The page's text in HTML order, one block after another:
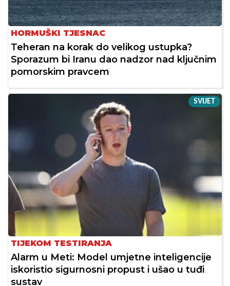
HORMUŠKI TJESNAC
Teheran na korak do velikog ustupka?
Sporazum bi Iranu dao nadzor nad ključnim
pomorskim pravcem
SVIJET
TIJEKOM TESTIRANJA
Alarm u Meti: Model umjetne inteligencije
iskoristio sigurnosni propust i ušao u tuđi
sustav